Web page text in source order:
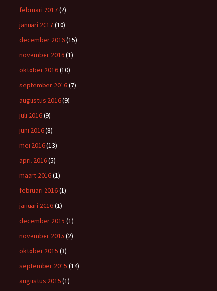
februari 2017(2)
januari 2017(10)
december 2016(15)
november 2016(1)
oktober 2016(10)
september 2016(7)
augustus 2016(9)
juli 2016(9)
juni 2016(8)
mei 2016(13)
april 2016(5)
maart 2016(1)
februari 2016(1)
januari 2016(1)
december 2015 (1)
november 2015 (2)
oktober 2015 (3)
september 2015 (14)
augustus 2015 (1)